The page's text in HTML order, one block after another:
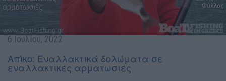
6 Ιουλίου, 2022
Απίκο: Εναλλακτικά δολώματα σε
εναλλακτικές αρματωσιές